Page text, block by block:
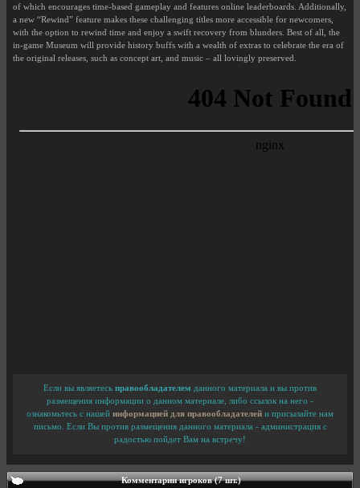
of which encourages time-based gameplay and features online leaderboards. Additionally,
a new “Rewind” feature makes these challenging titles more accessible for newcomers,
with the option to rewind time and enjoy a swift recovery from blunders. Best of all, the
in-game Museum will provide history buffs with a wealth of extras to celebrate the era of
the original releases, such as concept art, and music – all lovingly preserved.
Если вы являетесь правообладателем данного материала и вы против
размещения информации о данном материале, либо ссылок на него -
ознакомьтесь с нашей информацией для правообладателей и присылайте нам
письмо. Если Вы против размещения данного материала - администрация с
радостью пойдет Вам на встречу!
Комментарии игроков (7 шт.)